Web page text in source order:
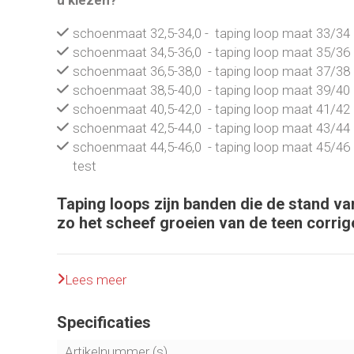
schoenmaat 32,5-34,0 - taping loop maat 33/34
schoenmaat 34,5-36,0 - taping loop maat 35/36
schoenmaat 36,5-38,0 - taping loop maat 37/38
schoenmaat 38,5-40,0 - taping loop maat 39/40
schoenmaat 40,5-42,0 - taping loop maat 41/42
schoenmaat 42,5-44,0 - taping loop maat 43/44
schoenmaat 44,5-46,0 - taping loop maat 45/46
test
Taping loops zijn banden die de stand
zo het scheef groeien van de teen
slechts enkele voorbeelden daarvan.
daardoor zorgen dat je minder pijn en last hebt van
Lees meer
Specificaties